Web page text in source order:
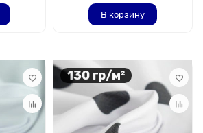
В корзину
130 гр/м²